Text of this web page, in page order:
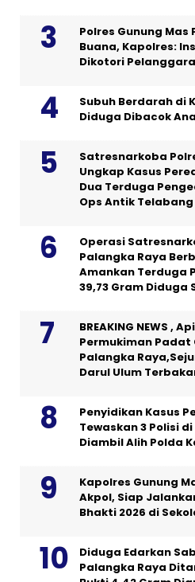
Polres Gunung Mas
Buana, Kapolres:
Dikotori
Subuh Berdarah di
Diduga Dibacok
Satresnarkoba
Ungkap Kasus
Dua Terduga
Ops Antik Telabang
Operasi
Palangka Raya
Amankan Terduga
39,73 Gram Diduga
BREAKING NEWS ,
Permukiman Padat
Palangka
Darul Ulum
Penyidikan Kasus
Tewaskan 3 Polisi
Diambil Alih Polda
Kapolres Gunung
Akpol, Siap
Bhakti 2026 di
Diduga Edarkan
Palangka Raya